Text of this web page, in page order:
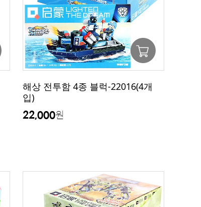
해상 전투함 4종 블럭-22016(4개
입)
22,000원